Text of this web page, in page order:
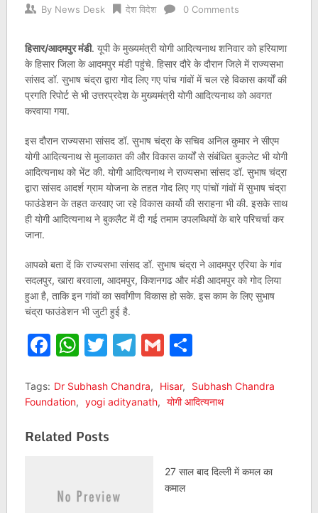
By News Desk देश विदेश 0 Comments
हिसार/आदमपुर मंडी. यूपी के मुख्यमंत्री योगी आदित्यनाथ शनिवार को हरियाणा
के हिसार जिला के आदमपुर मंडी पहुंचे. हिसार दौरे के दौरान जिले में राज्यसभा
सांसद डॉ. सुभाष चंद्रा द्वारा गोद लिए गए पांच गांवों में चल रहे विकास कार्यों की
प्रगति रिपोर्ट से भी उत्तरप्रदेश के मुख्यमंत्री योगी आदित्यनाथ को अवगत
करवाया गया.
इस दौरान राज्यसभा सांसद डॉ. सुभाष चंद्रा के सचिव अनिल कुमार ने सीएम
योगी आदित्यनाथ से मुलाकात की और विकास कार्यों से संबंधित बुकलेट भी योगी
आदित्यनाथ को भेंट की. योगी आदित्यनाथ ने राज्यसभा सांसद डॉ. सुभाष चंद्रा
द्वारा सांसद आदर्श ग्राम योजना के तहत गोद लिए गए पांचों गांवों में सुभाष चंद्रा
फाउंडेशन के तहत करवाए जा रहे विकास कार्यो की सराहना भी की. इसके साथ
ही योगी आदित्यनाथ ने बुकलैट में दी गई तमाम उपलब्धियों के बारे परिचर्चा कर
जाना.
आपको बता दें कि राज्यसभा सांसद डॉ. सुभाष चंद्रा ने आदमपुर एरिया के गांव
सदलपुर, खारा बरवाला, आदमपुर, किशनगढ और मंडी आदमपुर को गोद लिया
हुआ है, ताकि इन गांवों का सर्वांगीण विकास हो सके. इस काम के लिए सुभाष
चंद्रा फाउंडेशन भी जुटी हुई है.
Facebook
WhatsApp
Twitter
Telegram
GmailShare
Tags: Dr Subhash Chandra, Hisar,
Subhash Chandra
Foundation, yogi adityanath, योगी आदित्यनाथ
Related Posts
27 साल बाद दिल्ली में कमल का
कमाल